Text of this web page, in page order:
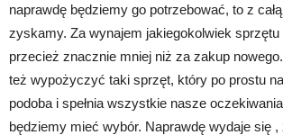
naprawdę będziemy go potrzebować, to z
zyskamy. Za wynajem jakiegokolwiek sprzętu
przecież znacznie mniej niż za zakup
też wypożyczyć taki sprzęt, który po prostu
podoba i spełnia wszystkie nasze
będziemy mieć wybór. Naprawdę wydaje się ,